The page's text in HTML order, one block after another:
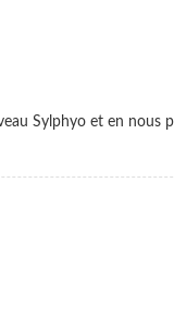
Sylphyo et en nous